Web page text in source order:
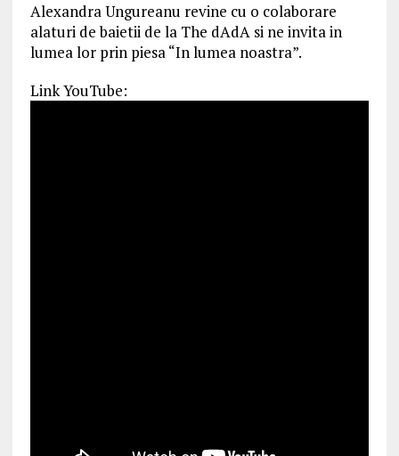
Alexandra Ungureanu revine cu o colaborare
alaturi de baietii de la The dAdA si ne invita in
lumea lor prin piesa “In lumea noastra”.
Link YouTube: